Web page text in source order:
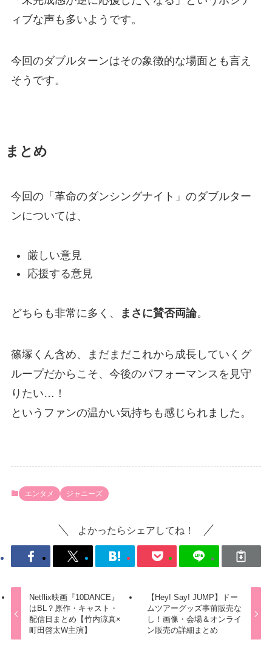
ィブな声も多いようです。
今回のダブルターンはその象徴的な場面とも言え
そうです。
まとめ
今回の「革命のダンシングナイト」のダブルター
ンについては、
厳しい意見
応援する意見
どちらも非常に多く、 まさに賛否両論。
篠塚くん含め、まだまだこれから成長していくグ
ループだからこそ、今後のパフォーマンスを見守
りたい…！
というファンの温かい気持ちも感じられました。
エンタメ ジャニーズ
よかったらシェアしてね！
Netflix映画『10DANCE』
はBL？原作・キャスト・
配信日まとめ【竹内涼真×
町田啓太W主演】
【Hey! Say! JUMP】ドー
ムツアーグッズ事前販売な
し！画像・会場＆オンライ
ン販売の詳細まとめ